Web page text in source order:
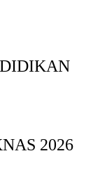
2026